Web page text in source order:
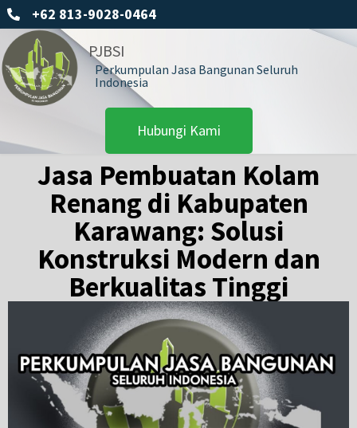
+62 813-9028-0464
PJBSI
Perkumpulan Jasa Bangunan Seluruh
Indonesia
Hubungi Kami
Jasa Pembuatan Kolam
Renang di Kabupaten
Karawang: Solusi
Konstruksi Modern dan
Berkualitas Tinggi